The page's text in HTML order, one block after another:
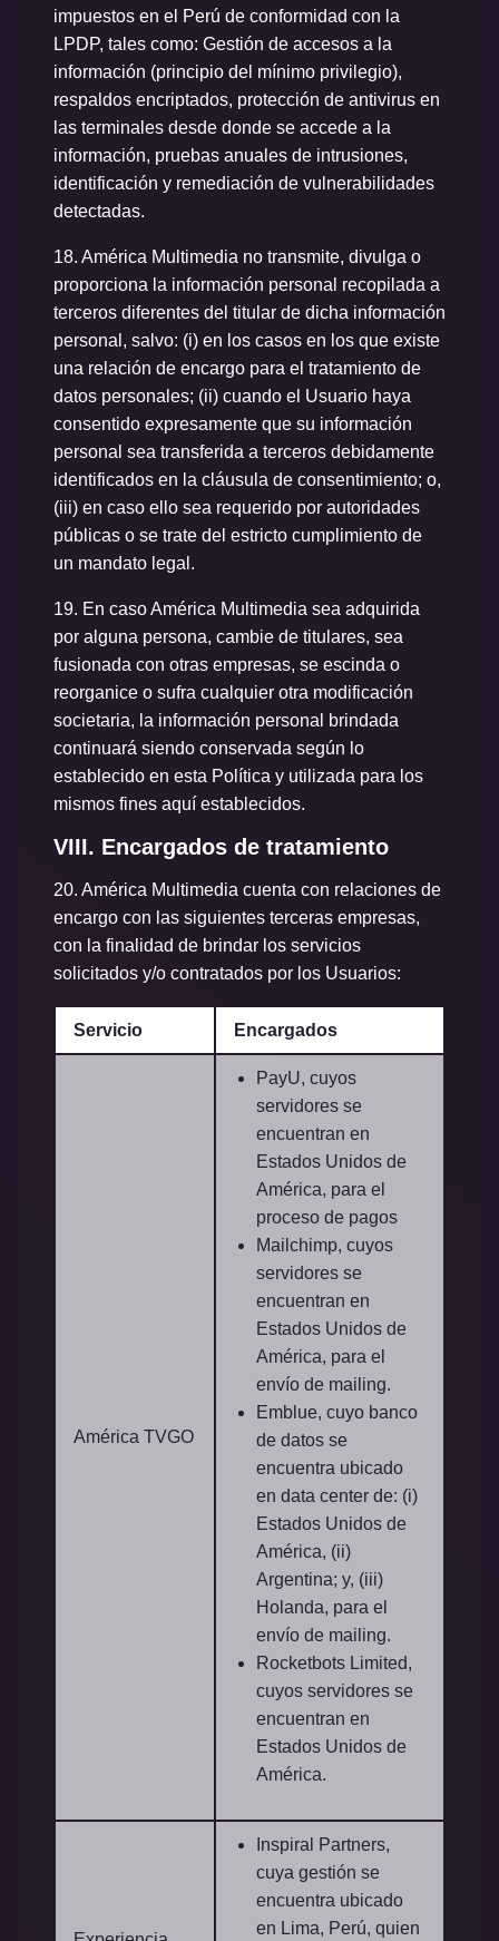
impuestos en el Perú de conformidad con la
LPDP, tales como: Gestión de accesos a la
información (principio del mínimo privilegio),
respaldos encriptados, protección de antivirus en
las terminales desde donde se accede a la
información, pruebas anuales de intrusiones,
identificación y remediación de vulnerabilidades
detectadas.
18. América Multimedia no transmite, divulga o
proporciona la información personal recopilada a
terceros diferentes del titular de dicha información
personal, salvo: (i) en los casos en los que existe
una relación de encargo para el tratamiento de
datos personales; (ii) cuando el Usuario haya
consentido expresamente que su información
personal sea transferida a terceros debidamente
identificados en la cláusula de consentimiento; o,
(iii) en caso ello sea requerido por autoridades
públicas o se trate del estricto cumplimiento de
un mandato legal.
19. En caso América Multimedia sea adquirida
por alguna persona, cambie de titulares, sea
fusionada con otras empresas, se escinda o
reorganice o sufra cualquier otra modificación
societaria, la información personal brindada
continuará siendo conservada según lo
establecido en esta Política y utilizada para los
mismos fines aquí establecidos.
VIII. Encargados de tratamiento
20. América Multimedia cuenta con relaciones de
encargo con las siguientes terceras empresas,
con la finalidad de brindar los servicios
solicitados y/o contratados por los Usuarios:
Servicio Encargados
América TVGO
PayU, cuyos
servidores se
encuentran en
Estados Unidos de
América, para el
proceso de pagos
Mailchimp, cuyos
servidores se
encuentran en
Estados Unidos de
América, para el
envío de mailing.
Emblue, cuyo banco
de datos se
encuentra ubicado
en data center de: (i)
Estados Unidos de
América, (ii)
Argentina; y, (iii)
Holanda, para el
envío de mailing.
Rocketbots Limited,
cuyos servidores se
encuentran en
Estados Unidos de
América.
Inspiral Partners,
cuya gestión se
encuentra ubicado
en Lima, Perú, quien